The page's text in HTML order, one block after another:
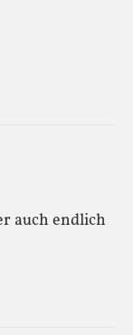
auch endlich